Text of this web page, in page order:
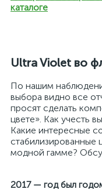
каталоге
Ultra Violet во
По нашим
выбора видно все
просят сделать
цвете». Как учесть
Какие интересные
стабилизированные
модной гамме?
2017 — год был